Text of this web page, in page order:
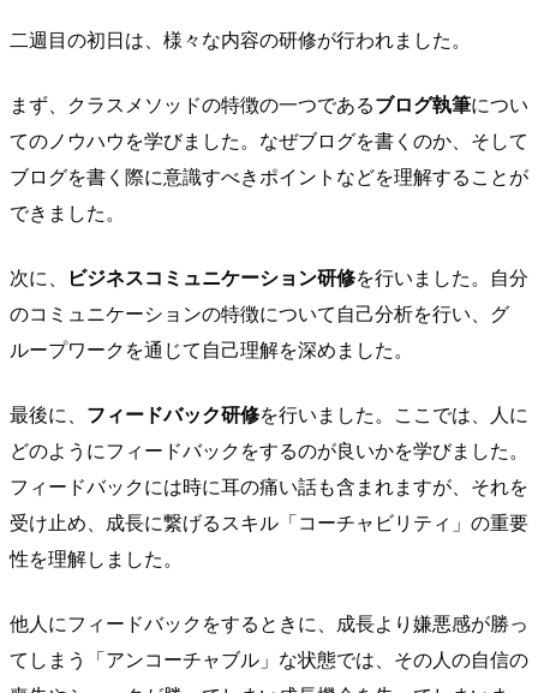
二週目の初日は、様々な内容の研修が行われました。
まず、クラスメソッドの特徴の一つであるブログ執筆につい
てのノウハウを学びました。なぜブログを書くのか、そして
ブログを書く際に意識すべきポイントなどを理解することが
できました。
次に、 ビジネスコミュニケーション研修を行いました。自分
のコミュニケーションの特徴について自己分析を行い、グ
ループワークを通じて自己理解を深めました。
最後に、 フィードバック研修を行いました。ここでは、人に
どのようにフィードバックをするのが良いかを学びました。
フィードバックには時に耳の痛い話も含まれますが、それを
受け止め、成長に繋げるスキル「コーチャビリティ」の重要
性を理解しました。
他人にフィードバックをするときに、成長より嫌悪感が勝っ
てしまう「アンコーチャブル」な状態では、その人の自信の